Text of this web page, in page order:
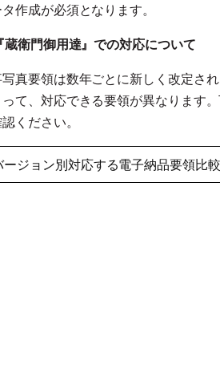
作成が必須となります。
衛門御用達』での対応について
真要領は数年ごとに新しく改定さ
て、対応できる要領が異なります
ください。
ージョン別対応する電子納品要領比